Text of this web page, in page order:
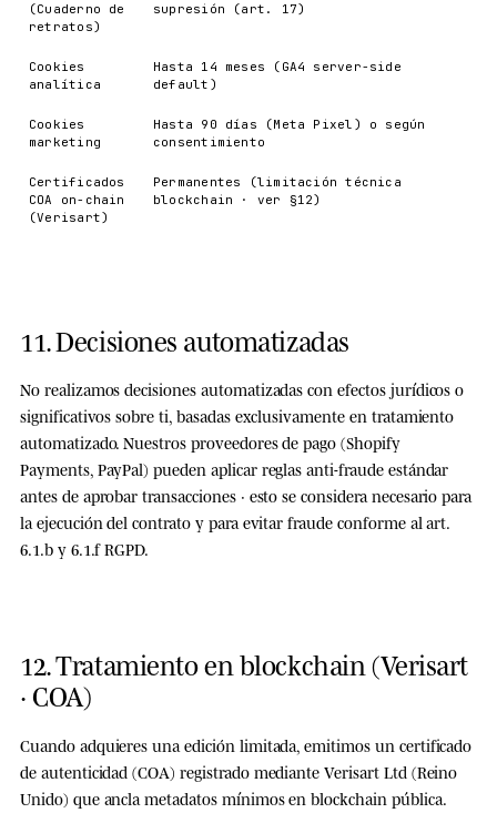
(Cuaderno de
retratos)
supresión (art. 17)
Cookies
analítica
Hasta 14 meses (GA4 server-side
default)
Cookies
marketing
Hasta 90 días (Meta Pixel) o según
consentimiento
Certificados
COA on-chain
(Verisart)
Permanentes (limitación técnica
blockchain · ver §12)
11. Decisiones automatizadas
No realizamos decisiones automatizadas con efectos jurídicos o
significativos sobre ti, basadas exclusivamente en tratamiento
automatizado. Nuestros proveedores de pago (Shopify
Payments, PayPal) pueden aplicar reglas anti-fraude estándar
antes de aprobar transacciones · esto se considera necesario para
la ejecución del contrato y para evitar fraude conforme al art.
6.1.b y 6.1.f RGPD.
12. Tratamiento en blockchain (Verisart
· COA)
Cuando adquieres una edición limitada, emitimos un certificado
de autenticidad (COA) registrado medianteVerisart Ltd (Reino
Unido) que ancla metadatos mínimos en blockchain pública.